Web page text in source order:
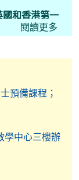
國和香港第一
Queen
生在倫敦大學
。
閱讀更多
預備課程；
學中心三樓辦